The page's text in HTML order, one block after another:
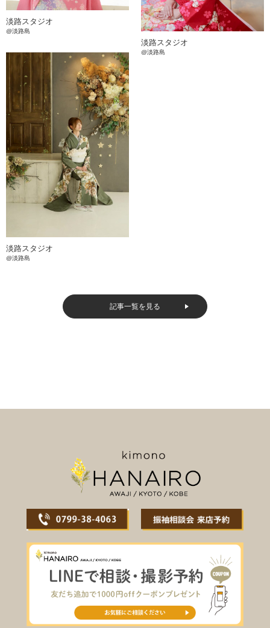
淡路スタジオ
@淡路島
淡路スタジオ
@淡路島
淡路スタジオ
@淡路島
記事一覧を見る